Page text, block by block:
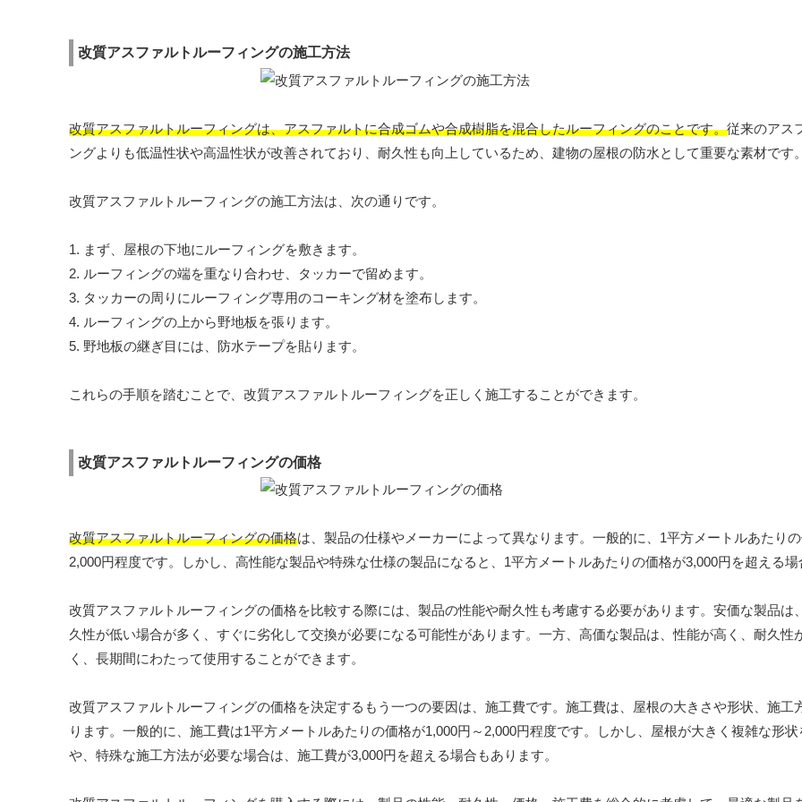
改質アスファルトルーフィングの施工方法
改質アスファルトルーフィングは、アスファルトに合成ゴムや合成樹脂を混合したルーフィングのことです。従来のアス
ングよりも低温性状や高温性状が改善されており、耐久性も向上しているため、建物の屋根の防水として重要な素材です。
改質アスファルトルーフィングの施工方法は、次の通りです。
1. まず、屋根の下地にルーフィングを敷きます。
2. ルーフィングの端を重なり合わせ、タッカーで留めます。
3. タッカーの周りにルーフィング専用のコーキング材を塗布します。
4. ルーフィングの上から野地板を張ります。
5. 野地板の継ぎ目には、防水テープを貼ります。
これらの手順を踏むことで、改質アスファルトルーフィングを正しく施工することができます。
改質アスファルトルーフィングの価格
改質アスファルトルーフィングの価格は、製品の仕様やメーカーによって異なります。一般的に、1平方メートルあたり
2,000円程度です。しかし、高性能な製品や特殊な仕様の製品になると、1平方メートルあたりの価格が3,000円を超える場
改質アスファルトルーフィングの価格を比較する際には、製品の性能や耐久性も考慮する必要があります。安価な製品は
久性が低い場合が多く、すぐに劣化して交換が必要になる可能性があります。一方、高価な製品は、性能が高く、耐久性
く、長期間にわたって使用することができます。
改質アスファルトルーフィングの価格を決定するもう一つの要因は、施工費です。施工費は、屋根の大きさや形状、施工
ります。一般的に、施工費は1平方メートルあたりの価格が1,000円～2,000円程度です。しかし、屋根が大きく複雑な形
や、特殊な施工方法が必要な場合は、施工費が3,000円を超える場合もあります。